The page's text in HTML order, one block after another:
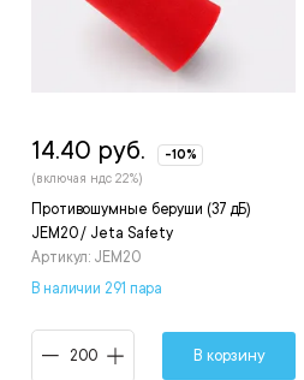
Противошумные беруши (37 дБ)
JEM20 / Jeta Safety
Артикул: JEM20
14.40 руб.
-10%
(включая ндс 22%)
В наличии 291 пара
В корзину